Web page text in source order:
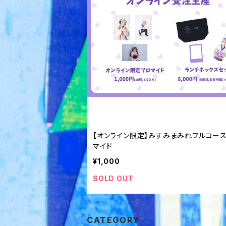
【オンライン限定】みすみまみれフルコー
マイド
¥1,000
SOLD OUT
CATEGORY